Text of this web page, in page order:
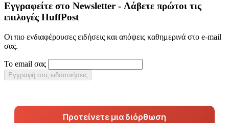
Εγγραφείτε στο Newsletter - Λάβετε πρώτοι τις
επιλογές HuffPost
Οι πιο ενδιαφέρουσες ειδήσεις και απόψεις καθημερινά στο e-mail
σας.
Το email σας
Εγγραφή στις ειδοποιήσεις
Προτείνετε μια διόρθωση